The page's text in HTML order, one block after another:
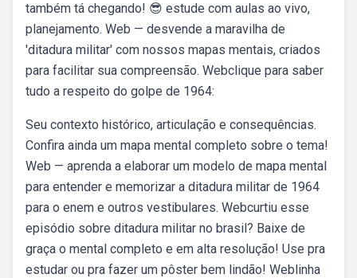
também tá chegando! 😎 estude com aulas ao vivo,
planejamento. Web — desvende a maravilha de
'ditadura militar' com nossos mapas mentais, criados
para facilitar sua compreensão. Webclique para saber
tudo a respeito do golpe de 1964:
Seu contexto histórico, articulação e consequências.
Confira ainda um mapa mental completo sobre o tema!
Web — aprenda a elaborar um modelo de mapa mental
para entender e memorizar a ditadura militar de 1964
para o enem e outros vestibulares. Webcurtiu esse
episódio sobre ditadura militar no brasil? Baixe de
graça o mental completo e em alta resolução! Use pra
estudar ou pra fazer um pôster bem lindão! Weblinha